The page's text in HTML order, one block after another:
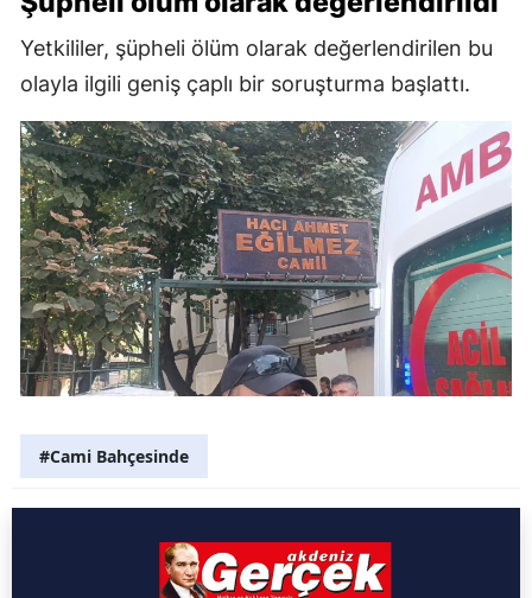
Yetkililer, şüpheli ölüm olarak değerlendirilen bu
olayla ilgili geniş çaplı bir soruşturma başlattı.
#Cami Bahçesinde